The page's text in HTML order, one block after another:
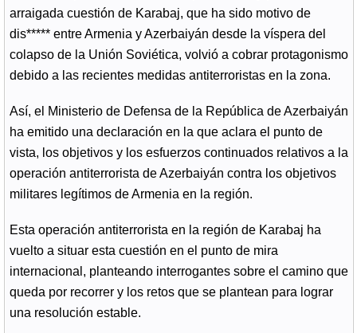
arraigada cuestión de Karabaj, que ha sido motivo de
dis***** entre Armenia y Azerbaiyán desde la víspera del
colapso de la Unión Soviética, volvió a cobrar protagonismo
debido a las recientes medidas antiterroristas en la zona.
Así, el Ministerio de Defensa de la República de Azerbaiyán
ha emitido una declaración en la que aclara el punto de
vista, los objetivos y los esfuerzos continuados relativos a la
operación antiterrorista de Azerbaiyán contra los objetivos
militares legítimos de Armenia en la región.
Esta operación antiterrorista en la región de Karabaj ha
vuelto a situar esta cuestión en el punto de mira
internacional, planteando interrogantes sobre el camino que
queda por recorrer y los retos que se plantean para lograr
una resolución estable.